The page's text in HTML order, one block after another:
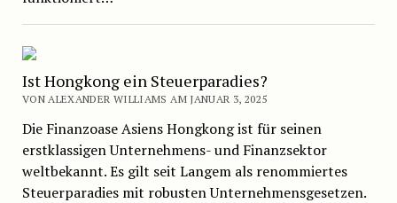
Ist Hongkong ein Steuerparadies?
VON ALEXANDER WILLIAMS AM JANUAR 3, 2025
Die Finanzoase Asiens Hongkong ist für seinen
erstklassigen Unternehmens- und Finanzsektor
weltbekannt. Es gilt seit Langem als renommiertes
Steuerparadies mit robusten Unternehmensgesetzen.